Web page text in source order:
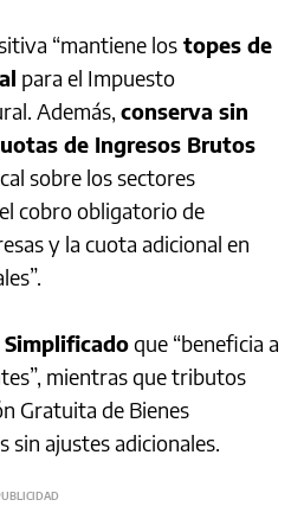
“mantiene los topes de
para el Impuesto
Además, conserva sin
de Ingresos Brutos
sobre los sectores
cobro obligatorio de
y la cuota adicional en
Simplificadoque “beneficia a
mientras que tributos
Gratuita de Bienes
sin ajustes adicionales.